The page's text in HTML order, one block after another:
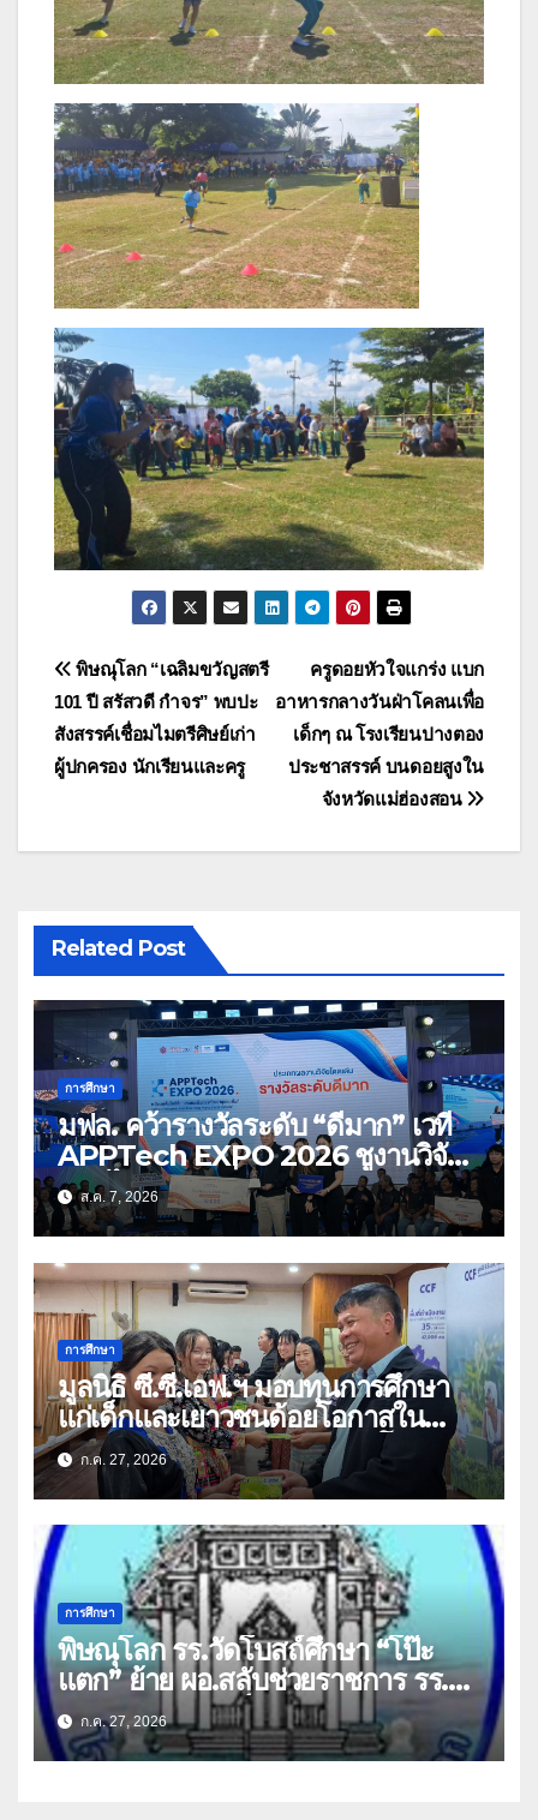
แนะแนว
เรื่อง
ครูดอยหัวใจแกร่ง แบก
อาหารกลางวันฝ่าโคลนเพื่อ
เด็กๆ ณ โรงเรียนปางตอง
ประชาสรรค์ บนดอยสูงใน
จังหวัดแม่ฮ่องสอน
พิษณุโลก “เฉลิมขวัญสตรี
101 ปี สรัสวดี กำจร” พบปะ
สังสรรค์เชื่อมไมตรีศิษย์เก่า
ผู้ปกครอง นักเรียนและครู
Related Post
การศึกษา
มฟล. คว้ารางวัลระดับ “ดีมาก” เวที
APPTech EXPO 2026 ชูงานวิจัย
สมุนไพร ขับเคลื่อนนวัตกรรมสู่เชิง
พาณิชย์
ส.ค. 7, 2026
การศึกษา
มูลนิธิ ซี.ซี.เอฟ.ฯ มอบทุนการศึกษา
แก่เด็กและเยาวชนด้อยโอกาสใน
จังหวัดเชียงราย-พะเยา สร้างโอกาส
ทางการศึกษา
ก.ค. 27, 2026
การศึกษา
พิษณุโลก รร.วัดโบสถ์ศึกษา “โป๊ะ
แตก” ย้าย ผอ.สลับช่วยราชการ รร.
ประชาสงเคราะห์วิทยา
ก.ค. 27, 2026